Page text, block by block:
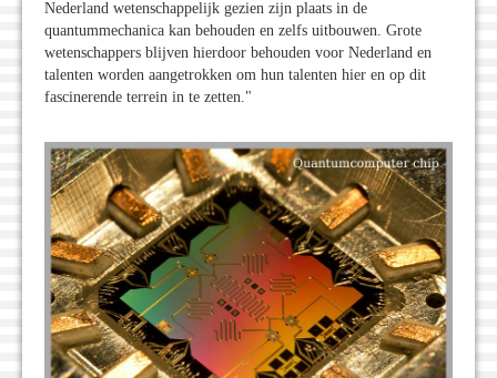
Nederland wetenschappelijk gezien zijn plaats in de
quantummechanica kan behouden en zelfs uitbouwen. Grote
wetenschappers blijven hierdoor behouden voor Nederland en
talenten worden aangetrokken om hun talenten hier en op dit
fascinerende terrein in te zetten."